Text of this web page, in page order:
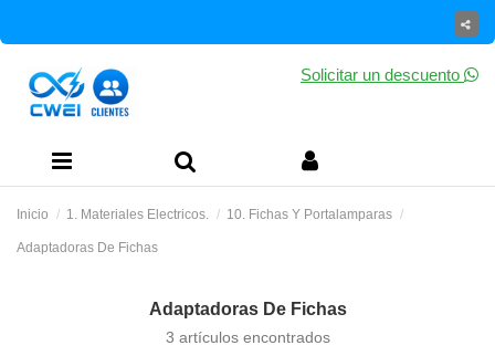
Solicitar un descuento
Inicio 1. Materiales Electricos. 10. Fichas Y Portalamparas
Adaptadoras De Fichas
Adaptadoras De Fichas
3 artículos encontrados